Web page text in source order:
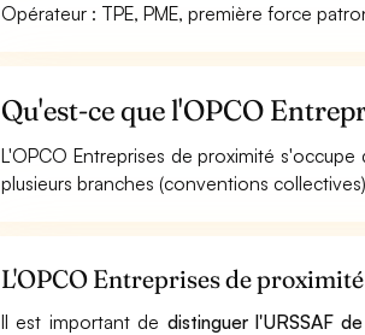
Opérateur : TPE, PME, première force
Qu'est-ce que l'OPCO
L'OPCO Entreprises de proximité
plusieurs branches (conventions
L'OPCO Entreprises de
Il est important de distinguer l'URSSAF